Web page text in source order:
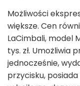
Możliwości
większe. Cen
LaCimbali, model
tys. zł. Umożliwia
jednocześnie,
przycisku,